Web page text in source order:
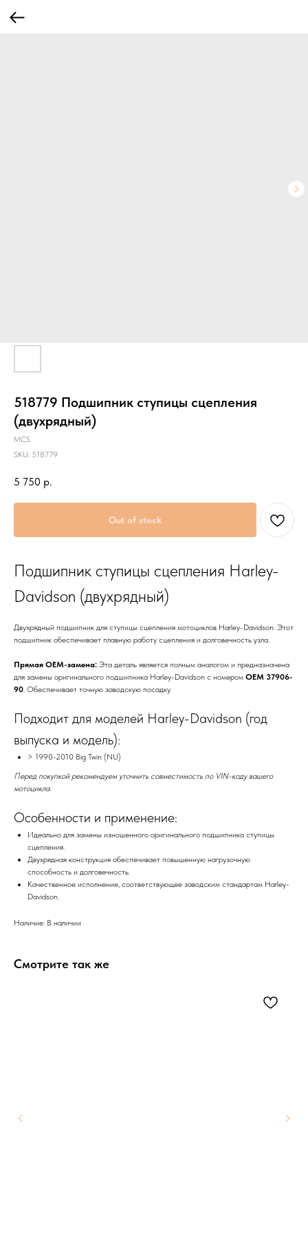
518779 Подшипник ступицы сцепления
(двухрядный)
MCS
SKU: 518779
5 750 р.
Out of stock
Подшипник ступицы сцепления Harley-
Davidson (двухрядный)
Двухрядный подшипник для ступицы сцепления мотоциклов Harley-Davidson. Этот
подшипник обеспечивает плавную работу сцепления и долговечность узла.
Прямая OEM-замена: Эта деталь является полным аналогом и предназначена
для замены оригинального подшипника Harley-Davidson с номером OEM 37906-
90. Обеспечивает точную заводскую посадку.
Подходит для моделей Harley-Davidson (год
выпуска и модель):
> 1990-2010 Big Twin (NU)
Перед покупкой рекомендуем уточнить совместимость по VIN-коду вашего
мотоцикла.
Особенности и применение:
Идеально для замены изношенного оригинального подшипника ступицы
сцепления.
Двухрядная конструкция обеспечивает повышенную нагрузочную
способность и долговечность.
Качественное исполнение, соответствующее заводским стандартам Harley-
Davidson.
Наличие: В наличии
Смотрите так же